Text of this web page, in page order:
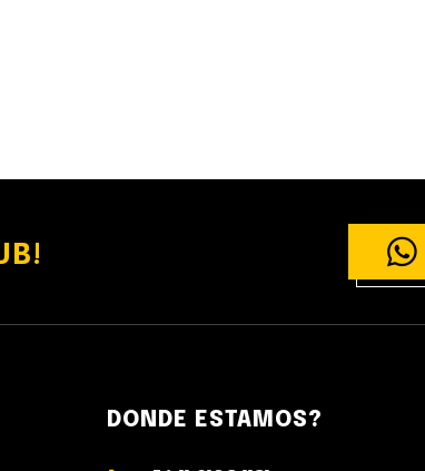
DONDE ESTAMOS?